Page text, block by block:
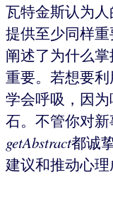
瓦特金斯认为
提供至少同样
阐述了为什么
重要。若想要
学会呼吸，因
石。不管你对新
getAbstract都诚
建议和推动心理